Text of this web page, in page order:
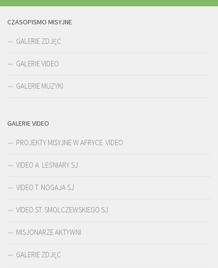
CZASOPISMO MISYJNE
GALERIE ZDJĘĆ
GALERIE VIDEO
GALERIE MUZYKI
GALERIE VIDEO
PROJEKTY MISYJNE W AFRYCE. VIDEO
VIDEO A. LEŚNIARY SJ
VIDEO T. NOGAJA SJ
VIDEO ST. SMOLCZEWSKIEGO SJ
MISJONARZE AKTYWNI
GALERIE ZDJĘĆ